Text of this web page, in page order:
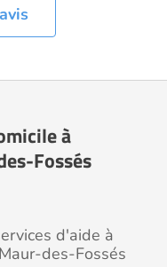
à
Fossés
d'aide à
des-Fossés